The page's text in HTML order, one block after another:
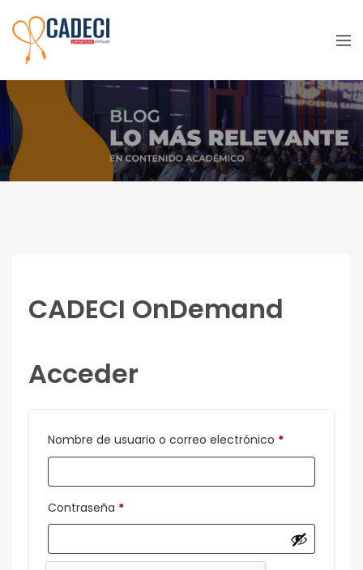
Mi cuenta
CADECI OnDemand
Acceder
Nombre de usuario o correo electrónico *Obligatorio
Contraseña *Obligatorio